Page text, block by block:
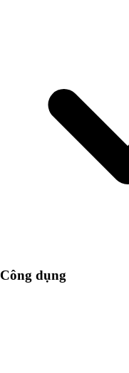
Công dụng